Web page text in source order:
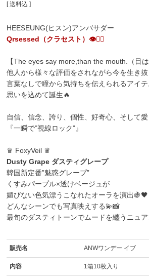
送料込
HEESEUNG(ヒスン)アンバサダー
Qrsessed（クラセスト）👁️❤️‍🔥
【The eyes say more,than the mouth.（目
他人から様々な評価をされながら今を生き抜
言葉なしで瞳から気持ちを伝えられるアイ
思いを込めて誕生🔥
自信、信念、誇り、個性、好奇心、そして愛
『一瞬で”視線ロック”』
♛ FoxyVeil ♛
Dusty Grape ダスティグレープ
韓国新定番”魅惑グレープ”
くすみパープル×透けベージュが
媚びない色気漂うこなれたオーラを演出🍇🖤
どんなシーンでも写真映えする💫📸
最旬のダスティトーンでムードを纏うニュア
販売名 ANWワンデー イブ
内容 1箱10枚入り